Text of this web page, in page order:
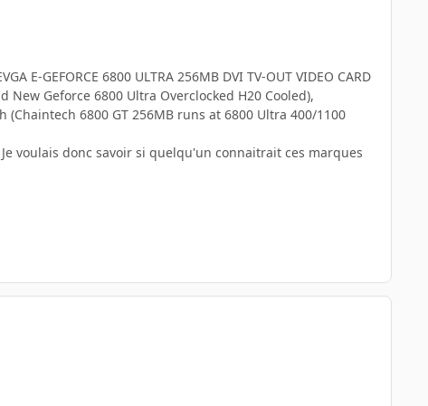
E-GEFORCE 6800 ULTRA 256MB DVI TV-OUT VIDEO CARD
New Geforce 6800 Ultra Overclocked H20 Cooled),
(Chaintech 6800 GT 256MB runs at 6800 Ultra 400/1100
voulais donc savoir si quelqu'un connaitrait ces marques